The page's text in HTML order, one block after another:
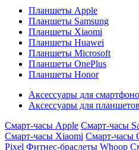
Планшеты Apple
Планшеты Samsung
Планшеты Xiaomi
Планшеты Huawei
Планшеты Microsoft
Планшеты OnePlus
Планшеты Honor
Аксессуары для
Аксессуары для планшетов
Смарт-часы Apple Смарт-часы
Смарт-часы Xiaomi Смарт-часы
Pixel Фитнес-браслеты Whoop